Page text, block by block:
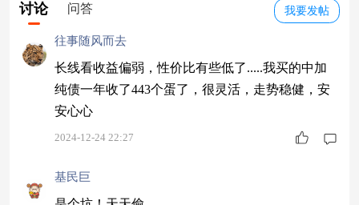
我要发帖
讨论 问答
往事随风而去
长线看收益偏弱，性价比有些低了.....我买的中加
纯债一年收了443个蛋了，很灵活，走势稳健，安
安心心
2024-12-24 22:27
基民巨